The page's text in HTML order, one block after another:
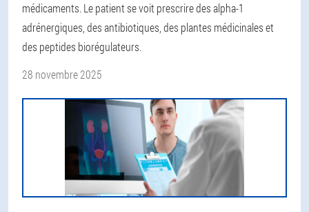
médicaments. Le patient se voit prescrire des alpha-1
adrénergiques, des antibiotiques, des plantes médicinales et
des peptides biorégulateurs.
28 novembre 2025